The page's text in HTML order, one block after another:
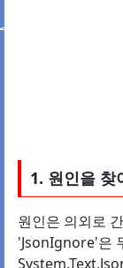
1. 원인을 찾
원인은 의외로
'JsonIgnore'은